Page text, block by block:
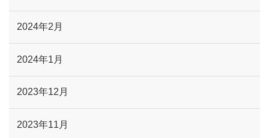
2024年2月
2024年1月
2023年12月
2023年11月